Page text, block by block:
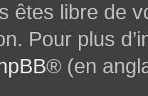
êtes libre de
Pour plus
® (en